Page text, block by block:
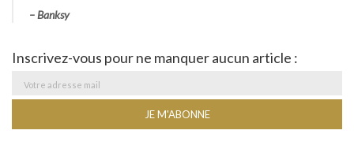
–Banksy
Inscrivez-vous pour ne manquer aucun article :